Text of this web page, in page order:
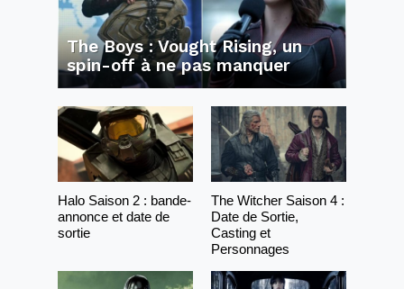
The Boys : Vought Rising, un
spin-off à ne pas manquer
Halo Saison 2 : bande-
annonce et date de
sortie
The Witcher Saison 4 :
Date de Sortie,
Casting et
Personnages